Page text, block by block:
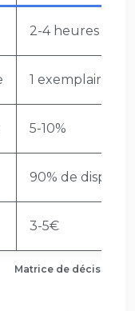
Matrice de décision
2-4 heures
1 exemplaire
5-10%
90% de
3-5€